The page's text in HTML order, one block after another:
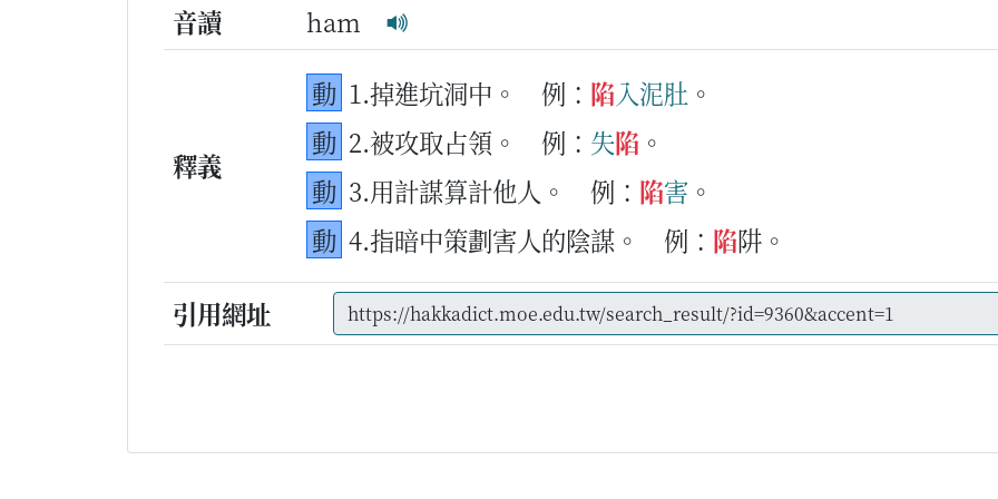
音讀 ham
釋義
動 1.掉進坑洞中。 例： 陷入泥肚 。
動 2.被攻取占領。 例： 失陷 。
動 3.用計謀算計他人。 例： 陷害 。
動 4.指暗中策劃害人的陰謀。 例： 陷阱。
引用網址